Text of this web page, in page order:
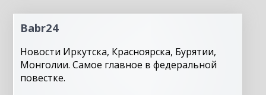
Babr24
Новости Иркутска, Красноярска, Бурятии,
Монголии. Самое главное в федеральной
повестке.